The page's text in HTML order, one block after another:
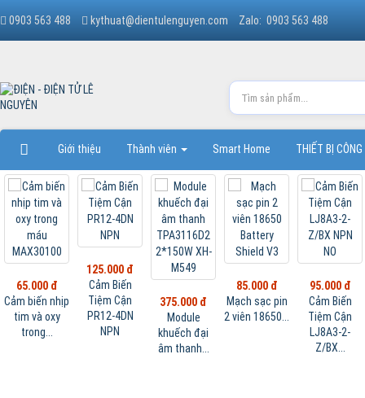
0903 563 488 kythuat@dientulenguyen.com Zalo: 0903 563 488
Giới thiệu Thành viên Smart Home THIẾT BỊ
65.000 đ
Cảm biến nhịp
tim và oxy
trong...
125.000 đ
Cảm Biến
Tiệm Cận
PR12-4DN
NPN
375.000 đ
Module
khuếch đại
âm thanh...
85.000 đ
Mạch sạc pin
2 viên 18650...
95.000 đ
Cảm Biến
Tiệm Cận
LJ8A3-2-
Z/BX...